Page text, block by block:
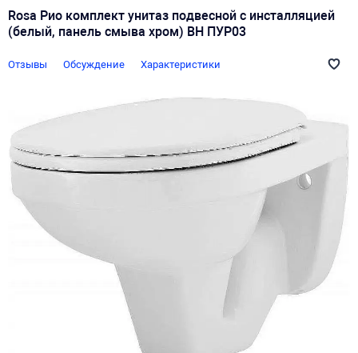
Rosa Рио комплект унитаз подвесной с инсталляцией
(белый, панель смыва хром) ВН ПУР03
Отзывы Обсуждение Характеристики